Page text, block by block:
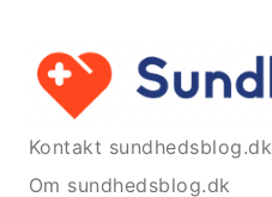
Kontakt sundhedsblog.dk
Om sundhedsblog.dk